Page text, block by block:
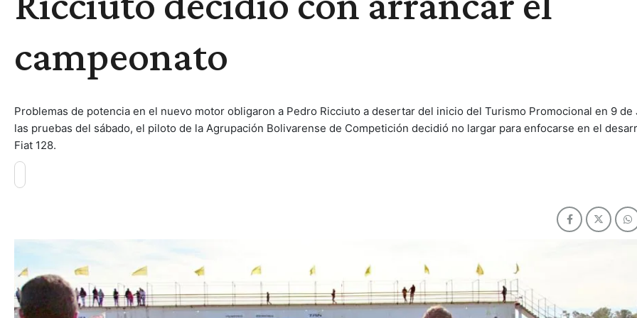
campeonato
Problemas de potencia en el nuevo motor obligaron a Pedro Ricciuto a desertar del inicio del Turismo Promocional en 9 de
las pruebas del sábado, el piloto de la Agrupación Bolivarense de Competición decidió no largar para enfocarse en el
Fiat 128.